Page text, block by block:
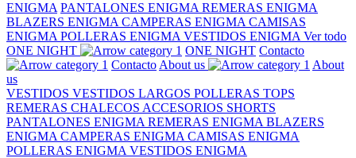
ENIGMA PANTALONES ENIGMA REMERAS ENIGMA
BLAZERS ENIGMA CAMPERAS ENIGMA CAMISAS
ENIGMA POLLERAS ENIGMA VESTIDOS ENIGMA Ver todo
ONE NIGHT
ONE NIGHT Contacto
Contacto About us
About
us
VESTIDOS VESTIDOS LARGOS POLLERAS TOPS
REMERAS CHALECOS ACCESORIOS SHORTS
PANTALONES ENIGMA REMERAS ENIGMA BLAZERS
ENIGMA CAMPERAS ENIGMA CAMISAS ENIGMA
POLLERAS ENIGMA VESTIDOS ENIGMA